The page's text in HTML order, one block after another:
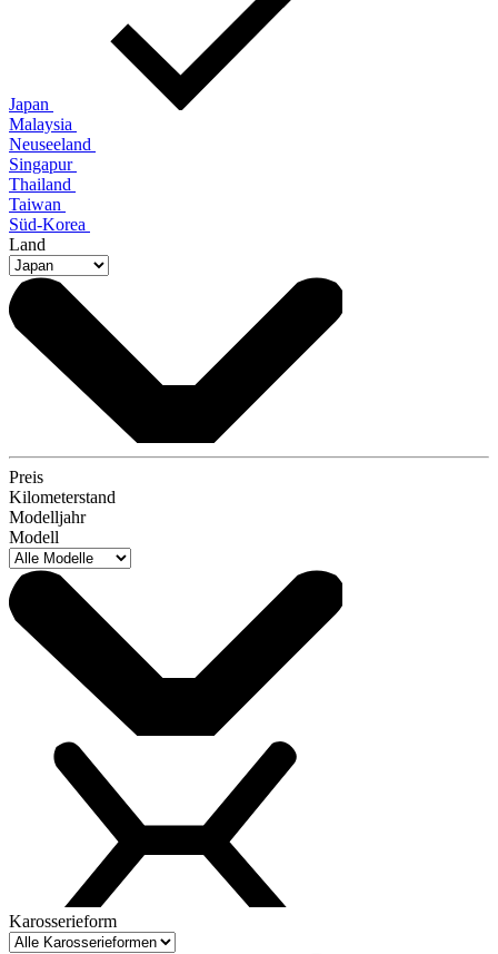
Japan
Malaysia
Neuseeland
Singapur
Thailand
Taiwan
Süd-Korea
Land
Preis
Kilometerstand
Modelljahr
Modell
Karosserieform